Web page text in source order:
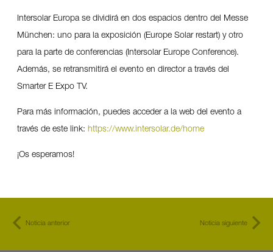
Intersolar Europa se dividirá en dos espacios dentro del Messe
München: uno para la exposición (Europe Solar restart) y otro
para la parte de conferencias (Intersolar Europe Conference).
Además, se retransmitirá el evento en director a través del
Smarter E Expo TV.
Para más información, puedes acceder a la web del evento a
través de este link: https://www.intersolar.de/home
¡Os esperamos!
Noticia anterior Noticia siguiente